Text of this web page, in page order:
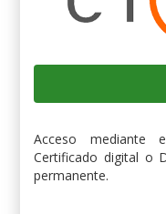
Acceso mediante
Certificado digital o
permanente.